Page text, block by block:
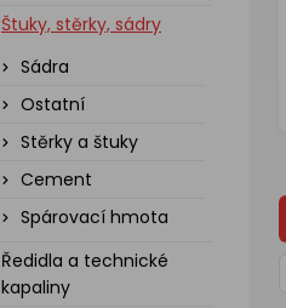
Štuky, stěrky, sádry
Sádra
Ostatní
Stěrky a štuky
Cement
Spárovací hmota
Ředidla a technické
kapaliny